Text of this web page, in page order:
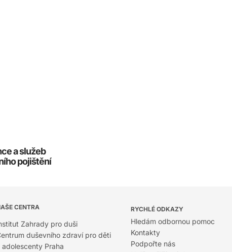
a služeb
pojištění
CENTRA
Zahrady pro duši
duševního zdraví pro děti
adolescenty Praha
RYCHLÉ ODKAZY
Hledám odbornou pomoc
Kontakty
Podpořte nás